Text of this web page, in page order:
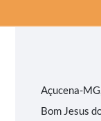
Açucena-
Bom Jesus